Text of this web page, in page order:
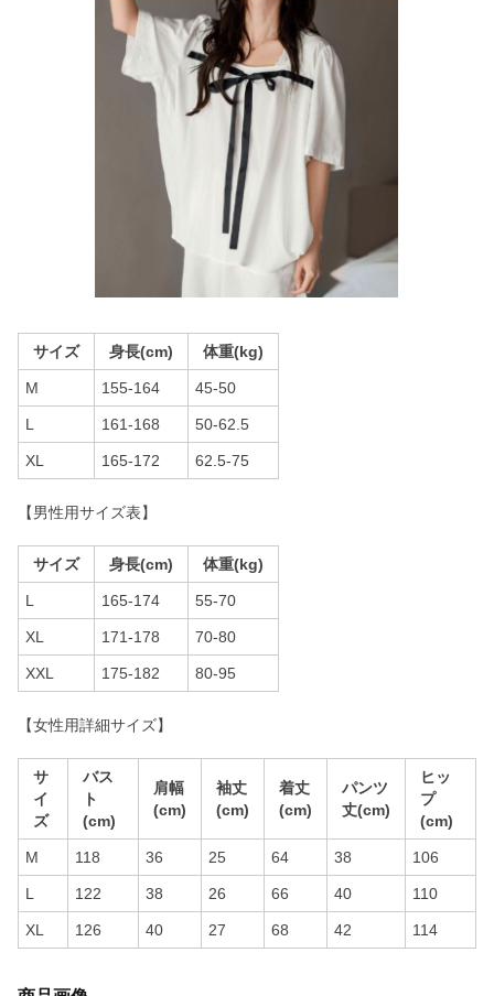
サイズ 身長(cm) 体重(kg)
M 155-164 45-50
L 161-168 50-62.5
XL 165-172 62.5-75
【男性用サイズ表】
サイズ 身長(cm) 体重(kg)
L 165-174 55-70
XL 171-178 70-80
XXL 175-182 80-95
【女性用詳細サイズ】
サ
イ
ズ
バス
ト
(cm)
肩幅
(cm)
袖丈
(cm)
着丈
(cm)
パンツ
丈(cm)
ヒッ
プ
(cm)
M 118 36 25 64 38 106
L 122 38 26 66 40 110
XL 126 40 27 68 42 114